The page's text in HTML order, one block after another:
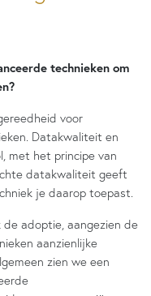
technieken om
voor
Datakwaliteit en
met het principe van
datakwaliteit geeft
je daarop toepast.
adoptie, aangezien de
aanzienlijke
zien we een